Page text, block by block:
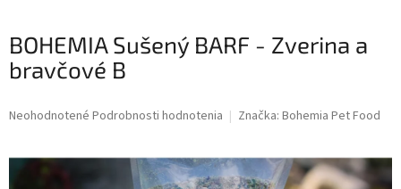
BOHEMIA Sušený BARF - Zverina a
bravčové B
Priemerné
Neohodnotené Podrobnosti hodnotenia Značka: Bohemia Pet Food